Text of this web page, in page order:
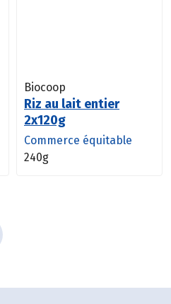
Biocoop
Riz au lait entier
2x120g
Commerce équitable
240g